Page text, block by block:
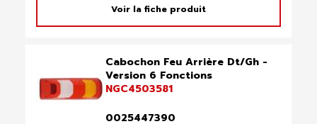
Voir la fiche produit
Cabochon Feu Arrière Dt/Gh -
Version 6 Fonctions
NGC4503581
0025447390